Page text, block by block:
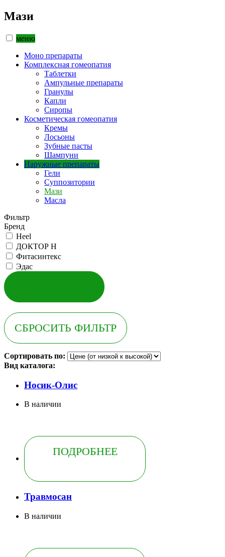
Мази
меню
Моно препараты
Комплексная гомеопатия
Таблетки
Ампульные препараты
Гранулы
Капли
Сиропы
Косметическая гомеопатия
Кремы
Лосьоны
Зубные пасты
Шампуни
Наружные препараты
Гели
Суппозитории
Мази
Масла
Фильтр
Бренд
Heel
ДОКТОР Н
Фитасинтекс
Эдас
Сортировать по:
Вид каталога:
Носик-Олис
В наличии
ПОДРОБНЕЕ
Травмосан
В наличии